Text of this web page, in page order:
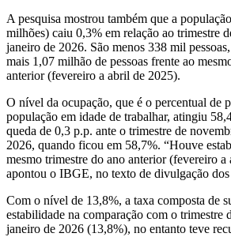
A pesquisa mostrou também que a
milhões) caiu 0,3% em relação ao trimestre
janeiro de 2026. São menos 338 mil
mais 1,07 milhão de pessoas frente ao
anterior (fevereiro a abril de 2025).
O nível da ocupação, que é o percentual de
população em idade de trabalhar, atingiu
queda de 0,3 p.p. ante o trimestre de
2026, quando ficou em 58,7%. “Houve
mesmo trimestre do ano anterior (fevereiro a
apontou o IBGE, no texto de divulgação dos
Com o nível de 13,8%, a taxa composta de
estabilidade na comparação com o trimestre
janeiro de 2026 (13,8%), no entanto teve